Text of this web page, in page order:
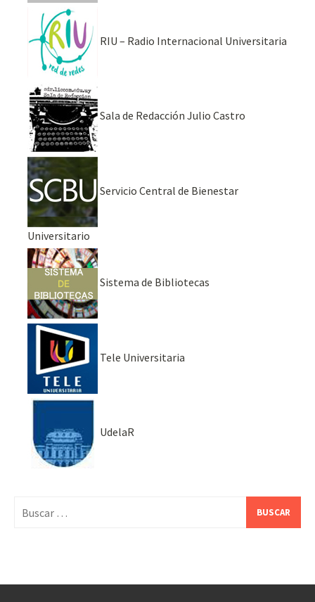
RIU – Radio Internacional Universitaria
Sala de Redacción Julio Castro
Servicio Central de Bienestar
Universitario
Sistema de Bibliotecas
Tele Universitaria
UdelaR